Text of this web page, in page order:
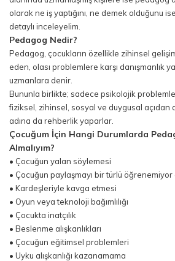
olarak ne iş yaptığını, ne demek olduğunu
detaylı inceleyelim.
Pedagog Nedir?
Pedagog, çocukların özellikle zihinsel
eden, olası problemlere karşı danışmanlık
uzmanlara denir.
Bununla birlikte; sadece psikolojik
fiziksel, zihinsel, sosyal ve duygusal açıdan
adına da rehberlik yaparlar.
Çocuğum İçin Hangi Durumlarda
Almalıyım?
• Çocuğun yalan söylemesi
• Çocuğun paylaşmayı bir türlü öğrenemiyor
• Kardeşleriyle kavga etmesi
• Oyun veya teknoloji bağımlılığı
• Çocukta inatçılık
• Beslenme alışkanlıkları
• Çocuğun eğitimsel problemleri
• Uyku alışkanlığı kazanamama